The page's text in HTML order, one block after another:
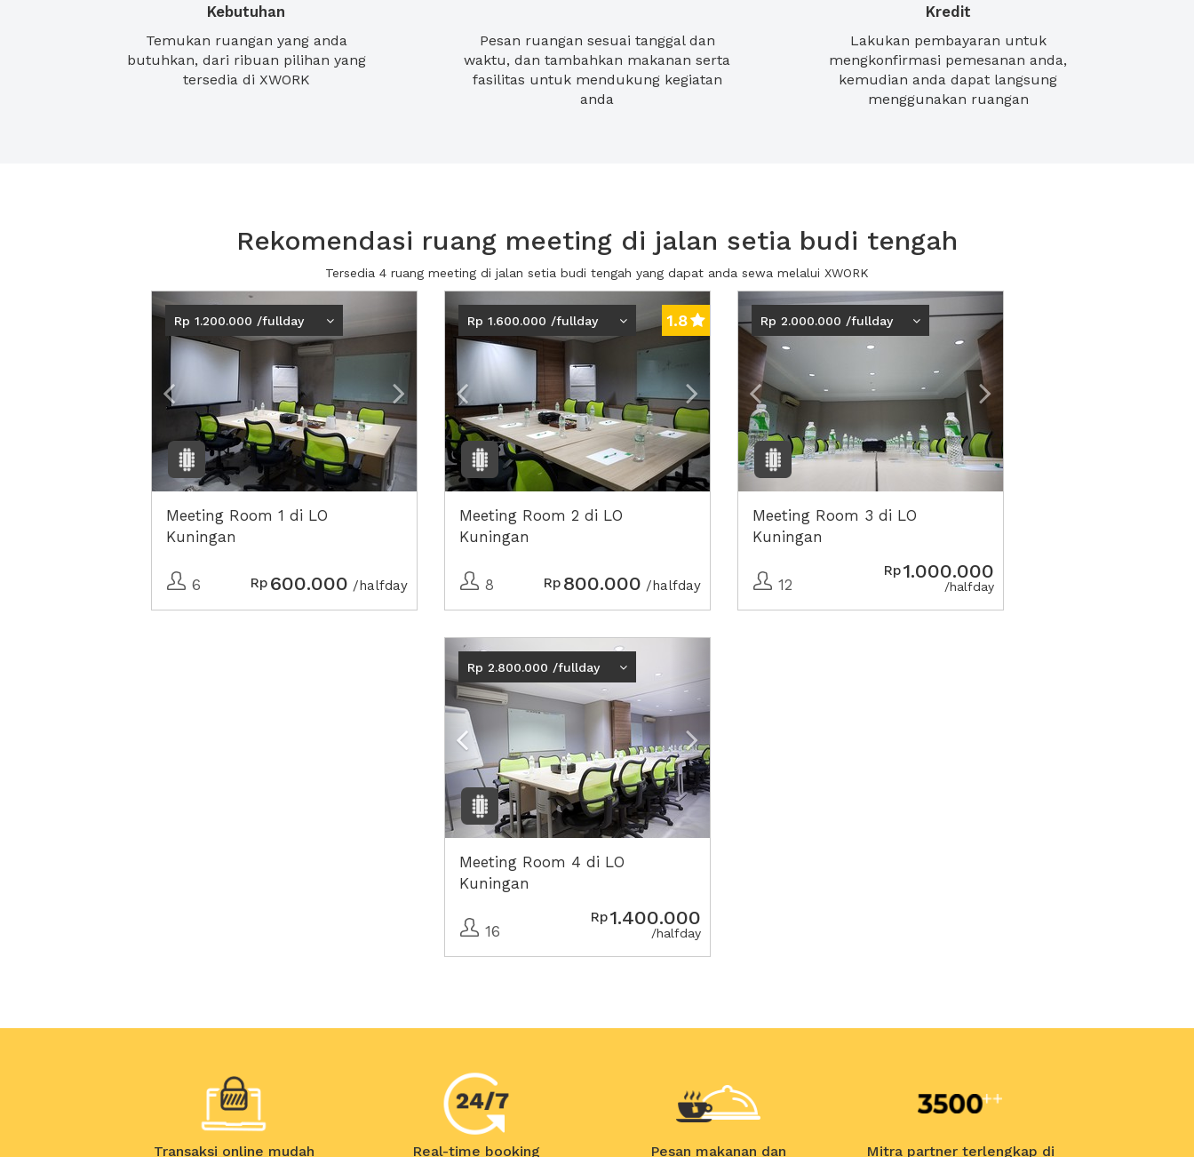
Kebutuhan
Temukan ruangan yang anda
butuhkan, dari ribuan pilihan yang
tersedia di XWORK
Pesan ruangan sesuai tanggal dan
waktu, dan tambahkan makanan serta
fasilitas untuk mendukung kegiatan
anda
Kredit
Lakukan pembayaran untuk
mengkonfirmasi pemesanan anda,
kemudian anda dapat langsung
menggunakan ruangan
Rekomendasi ruang meeting di jalan setia budi tengah
Tersedia 4 ruang meeting di jalan setia budi tengah yang dapat anda sewa melalui XWORK
Previous
Rp 1.200.000 /fullday
Meeting Room 1 di LO
Kuningan
6 Rp 600.000 /halfday
Previous Next2
Rp 1.600.000 /fullday 1.8
Meeting Room 2 di LO
Kuningan
8 Rp 800.000 /halfday
Previous
Rp 2.000.000 /fullday
Meeting Room 3 di LO
Kuningan
12
Rp1.000.000
/halfday
Previous
Rp 2.800.000 /fullday
Meeting Room 4 di LO
Kuningan
16
Rp1.400.000
/halfday
Transaksi online mudah
Real-time booking
Pesan makanan dan
Mitra partner terlengkap di